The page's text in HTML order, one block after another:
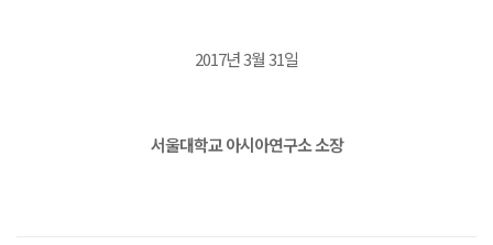
2017년 3월 31일
서울대학교 아시아연구소 소장